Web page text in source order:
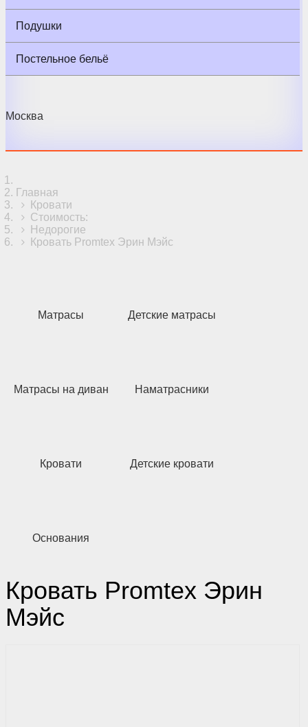
Подушки
Постельное бельё
Москва
Главная
Кровати
Стоимость:
Недорогие
Кровать Promtex Эрин Мэйс
Матрасы Детские матрасы
Матрасы на диван Наматрасники
Кровати Детские кровати
Основания
Кровать Promtex Эрин
Мэйс